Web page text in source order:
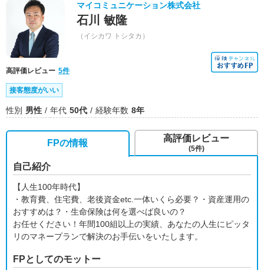
マイコミュニケーション株式会社
石川 敏隆
（イシカワ トシタカ）
高評価レビュー 5件
接客態度がいい
性別 男性 年代 50代 経験年数 8年
FPの情報
自己紹介
【人生100年時代】
・教育費、住宅費、老後資金etc.一体いくら必要？・資産運用の
おすすめは？・生命保険は何を選べば良いの？
お任せください！年間100組以上の実績、あなたの人生にピッタ
リのマネープランで解決のお手伝いをいたします。
FPとしてのモットー
高評価レビュー
(5件)